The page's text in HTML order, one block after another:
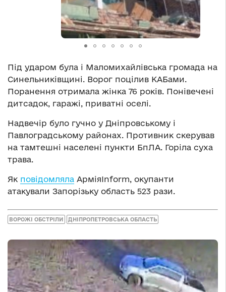
Під ударом була і Маломихайлівська громада на
Синельниківщині. Ворог поцілив КАБами.
Поранення отримала жінка 76 років. Понівечені
дитсадок, гаражі, приватні оселі.
Надвечір було гучно у Дніпровському і
Павлоградському районах. Противник скерував
на тамтешні населені пункти БпЛА. Горіла суха
трава.
Як повідомляла АрміяInform, окупанти
атакували Запорізьку область 523 рази.
ВОРОЖІ ОБСТРІЛИ ДНІПРОПЕТРОВСЬКА ОБЛАСТЬ